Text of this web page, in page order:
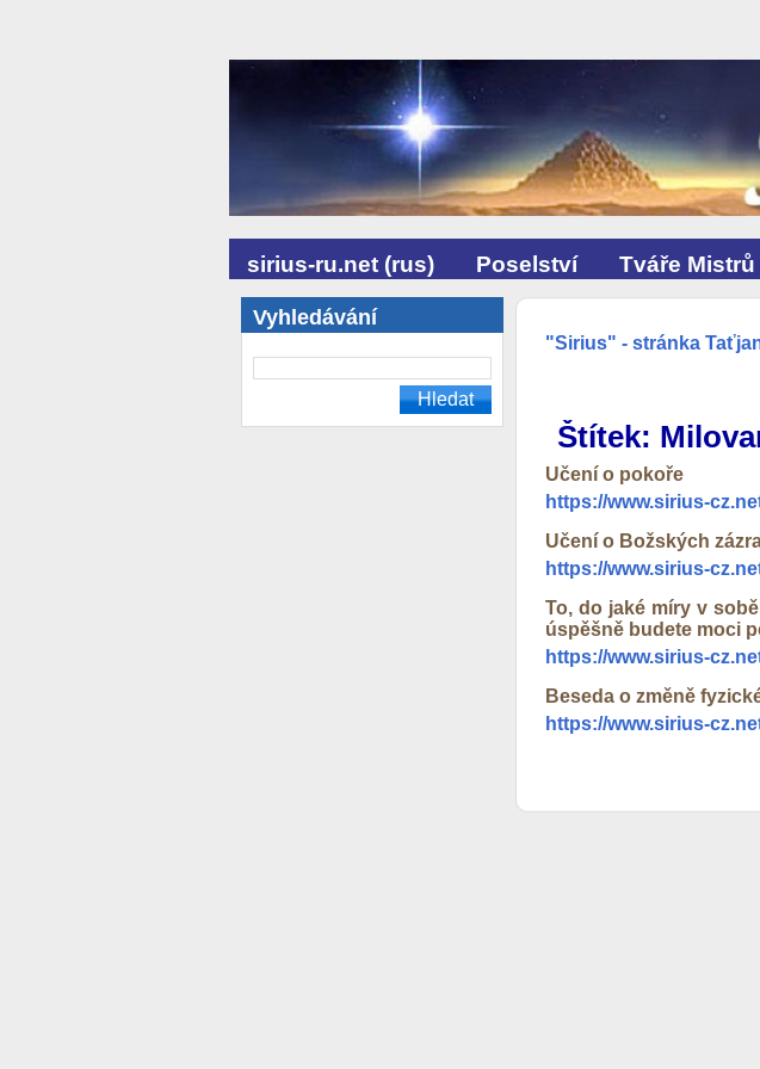
sirius-ru.net (rus) Poselství Tváře Mistrů
Vyhledávání
"Sirius" - stránka
Štítek:
Učení o pokoře
https://www.sirius-
Učení o Božských
https://www.sirius-
To, do jaké míry v
úspěšně budete moci
https://www.sirius-
Beseda o změně
https://www.sirius-